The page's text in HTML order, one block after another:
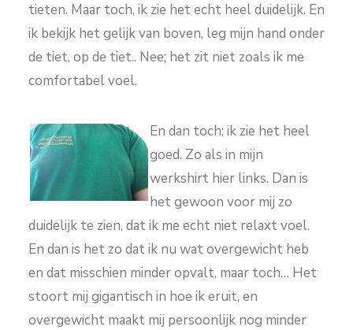
tieten. Maar toch, ik zie het echt heel duidelijk. En
ik bekijk het gelijk van boven, leg mijn hand onder
de tiet, op de tiet.. Nee; het zit niet zoals ik me
comfortabel voel.
En dan toch; ik zie het heel
goed. Zo als in mijn
werkshirt hier links. Dan is
het gewoon voor mij zo
duidelijk te zien, dat ik me echt niet relaxt voel.
En dan is het zo dat ik nu wat overgewicht heb
en dat misschien minder opvalt, maar toch… Het
stoort mij gigantisch in hoe ik eruit, en
overgewicht maakt mij persoonlijk nog minder